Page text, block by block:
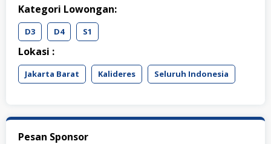
Kategori Lowongan:
D3 D4 S1
Lokasi :
Jakarta Barat Kalideres Seluruh Indonesia
Pesan Sponsor